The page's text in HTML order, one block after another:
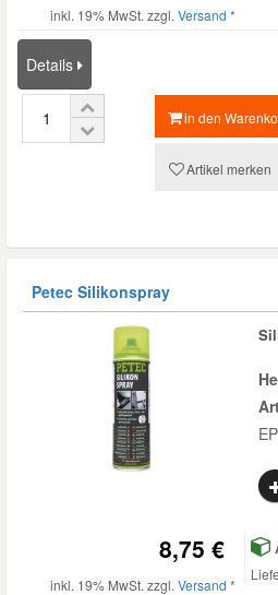
inkl. 19% MwSt. zzgl. Versand *
Details
in den
Artikel merken
Petec Silikonspray
8,75 €
inkl. 19% MwSt. zzgl. Versand *